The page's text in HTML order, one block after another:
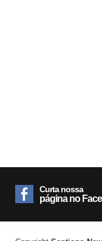
Curta nossa
página no